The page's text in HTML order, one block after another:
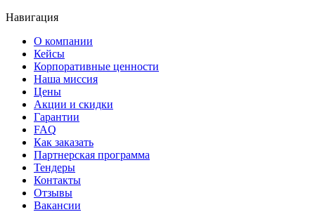
Навигация
О компании
Кейсы
Корпоративные ценности
Наша миссия
Цены
Акции и скидки
Гарантии
FAQ
Как заказать
Партнерская программа
Тендеры
Контакты
Отзывы
Вакансии